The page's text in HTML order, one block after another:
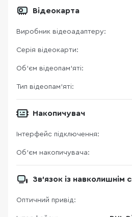
Відеокарта
Виробник відеоадаптеру:
Серія відеокарти:
Об’єм відеопам’яті:
Тип відеопам’яті:
Накопичувач
Інтерфейс підключення:
Об'єм накопичувача:
Зв'язок із навколишнім
Оптичний привід: